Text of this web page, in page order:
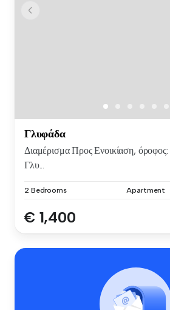
Γλυφάδα
Διαμέρισμα Προς Ενοικίαση, όροφος:
Γλυ...
2 Bedrooms Apartment
€ 1,400